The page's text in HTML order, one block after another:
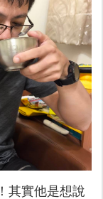
其實他是想說